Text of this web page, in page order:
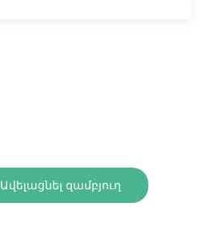
Ավելացնել զամբյուղ